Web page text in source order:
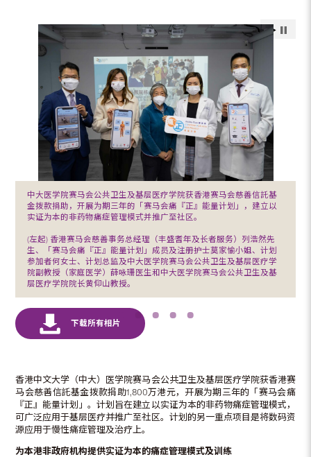
中大医学院赛马会公共卫生及基层医疗学院获香港赛马会慈善信託基
金拨款捐助，开展为期三年的「赛马会痛『正』能量计划」，建立以
实证为本的非药物痛症管理模式并推广至社区。
(左起) 香港赛马会慈善事务总经理（丰盛耆年及长者服务）列浩然先
生、「赛马会痛『正』能量计划」成员及注册护士莫家愉小姐、计划
参加者何女士、计划总监及中大医学院赛马会公共卫生及基层医疗学
院副教授（家庭医学）薛咏珊医生和中大医学院赛马会公共卫生及基
层医疗学院院长黄仰山教授。
香港中文大学（中大）医学院赛马会公共卫生及基层医疗学院获香港赛
马会慈善信託基金拨款捐助1,800万港元，开展为期三年的「赛马会痛
『正』能量计划」。计划旨在建立以实证为本的非药物痛症管理模式，
可广泛应用于基层医疗并推广至社区。计划的另一重点项目是将数码资
源应用于慢性痛症管理及治疗上。
为本港非政府机构提供实证为本的痛症管理模式及训练